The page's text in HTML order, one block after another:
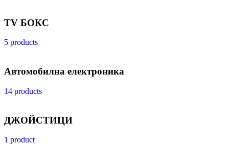
TV БОКС
5 products
Автомобилна електроника
14 products
ДЖОЙСТИЦИ
1 product